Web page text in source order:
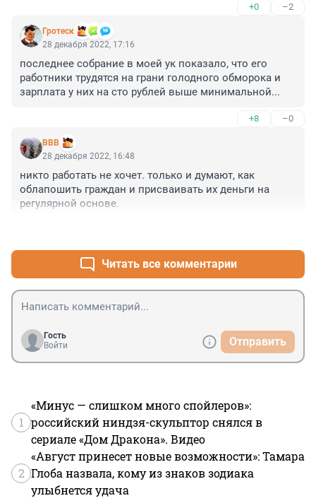
+0 –2
Гротеск
28 декабря 2022, 17:16
последнее собрание в моей ук показало, что его
работники трудятся на грани голодного обморока и
зарплата у них на сто рублей выше минимальной...
+8 –0
BВВ
28 декабря 2022, 16:48
никто работать не хочет. только и думают, как
облапошить граждан и присваивать их деньги на
регулярной основе.
Читать все комментарии
Гость
Войти
Отправить
1
«Минус — слишком много спойлеров»:
российский ниндзя-скульптор снялся в
сериале «Дом Дракона». Видео
2
«Август принесет новые возможности»: Тамара
Глоба назвала, кому из знаков зодиака
улыбнется удача